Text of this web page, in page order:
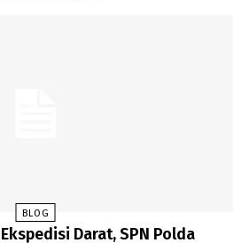
BLOG
Darat, SPN Polda